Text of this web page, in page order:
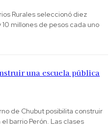
Rurales seleccionó diez
millones de pesos cada uno
una escuela pública
de Chubut posibilita construir
barrio Perón. Las clases